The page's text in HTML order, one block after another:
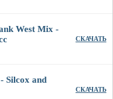
West Mix -
СКАЧАТЬ
Silcox and
СКАЧАТЬ